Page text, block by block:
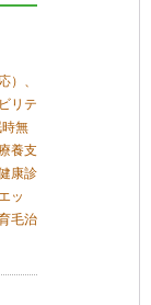
）、
リテ
無
養支
康診
ッ
毛治